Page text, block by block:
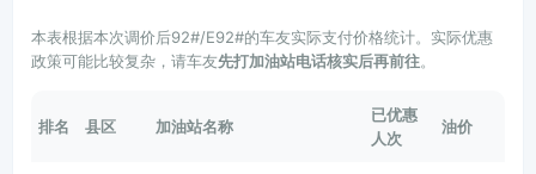
本表根据本次调价后92#/E92#的车友实际支付价格统计。实际优惠
政策可能比较复杂，请车友先打加油站电话核实后再前往。
排名 县区 加油站名称
已优惠
人次
油价